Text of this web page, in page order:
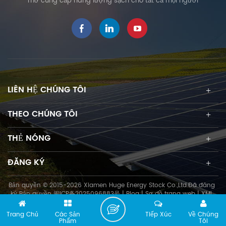
đồng thời cho phép lắp đặt
mô-đun PV nhanh chóng và
dễ dàng.
LIÊN HỆ CHÚNG TÔI
THEO CHÚNG TÔI
THẺ NÓNG
ĐĂNG KÝ
Bản quyền © 2015-2026 Xiamen Huge Energy Stock Co.,Ltd.Đã đăng
ký Bản quyền闽ICP备2025096883号|Blog|Sơ đồ trang web|XML
Trang Chủ Các Sản
Phẩm
Về Chúng
Tôi
Tiếp Xúc